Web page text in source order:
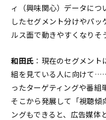
ィ（興味関心）データにつ
したセグメント分けやパッ
ルス面で動きやすくなりそ
和田氏 ：現在のセグメン
組を見ている人に向けて
ったターゲティングや番組
そこから発展して「視聴傾
ングもできると、広告媒体